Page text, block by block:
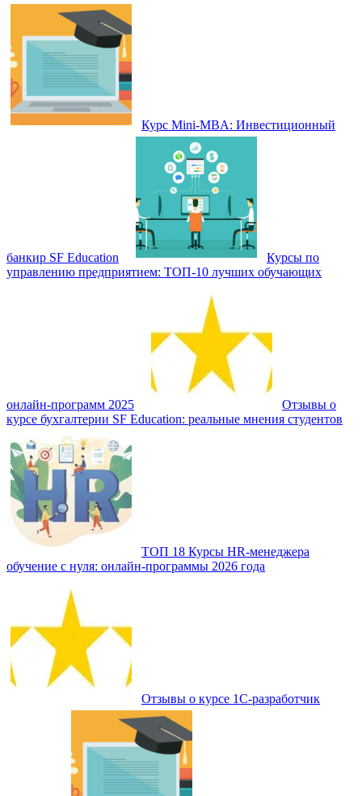
Курс Mini-MBA: Инвестиционный
банкир SF Education
Курсы по
управлению предприятием: ТОП‑10 лучших обучающих
онлайн‑программ 2025
Отзывы о
курсе бухгалтерии SF Education: реальные мнения студентов
ТОП 18 Курсы HR‑менеджера
обучение с нуля: онлайн‑программы 2026 года
Отзывы о курсе 1С-разработчик